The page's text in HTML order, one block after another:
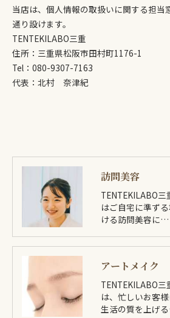
当店は、個人情報の取扱いに関する担当
通り設けます。
TENTEKILABO三重
住所：三重県松阪市田村町1176-1
Tel：080-9307-7163
代表：北村 奈津紀
訪問美容
TENTEKILABO三
はご自宅に準ず
ける訪問美容に…
アートメイク
TENTEKILABO三
は、忙しいお客
生活の質を上げ